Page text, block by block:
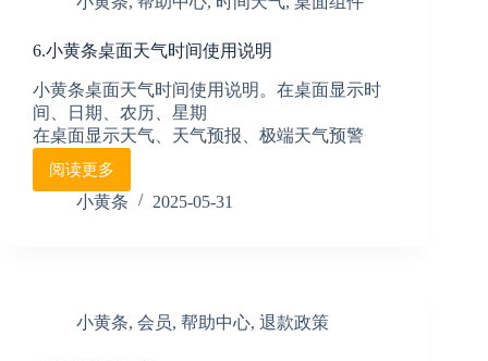
6.小黄条桌面天气时间使用说明
小黄条桌面天气时间使用说明。在桌面显示时
间、日期、农历、星期
在桌面显示天气、天气预报、极端天气预警
阅读更多
6.
小
气
小黄条 2025-05-31
小黄条, 会员, 帮助中心, 退款政策